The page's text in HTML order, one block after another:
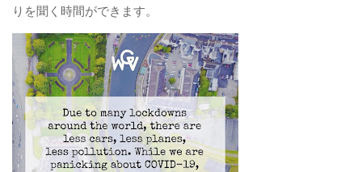
りを聞く時間ができます。